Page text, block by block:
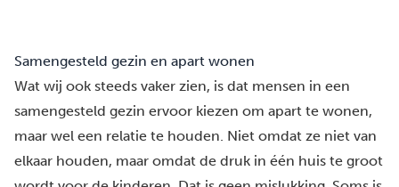
Samengesteld gezin en apart wonen
Wat wij ook steeds vaker zien, is dat mensen in een
samengesteld gezin ervoor kiezen om apart te wonen,
maar wel een relatie te houden. Niet omdat ze niet van
elkaar houden, maar omdat de druk in één huis te groot